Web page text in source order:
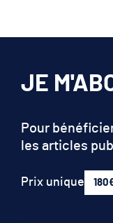
JE
Pour
les articles
Prix unique